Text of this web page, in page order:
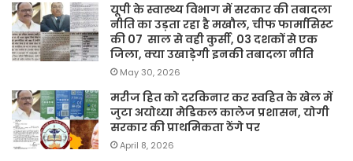
यूपी के स्वास्थ्य विभाग में सरकार की तबादला
नीति का उड़ता रहा है मखौल, चीफ फार्मासिस्ट
की 07 साल से वही कुर्सी, 03 दशकों से एक
जिला, क्या उखाड़ेगी इनकी तबादला नीति
May 30, 2026
मरीज हित को दरकिनार कर स्वहित के खेल में
जुटा अयोध्या मेडिकल कालेज प्रशासन, योगी
सरकार की प्राथमिकता ठेंगे पर
April 8, 2026